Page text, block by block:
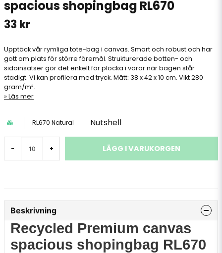
spacious shopingbag RL670
33 kr
Upptäck vår rymliga tote-bag i canvas. Smart och robust och har
gott om plats för större föremål. Strukturerade botten- och
sidoinsatser gör det enkelt för plocka i varor när bagen står
stadigt. Vi kan profilera med tryck. Mått: 38 x 42 x 10 cm. Vikt 280
gram/m².
Läs mer
RL670 Natural Nutshell
- + LÄGG I VARUKORGEN
Beskrivning
Recycled Premium canvas
spacious shopingbag RL670